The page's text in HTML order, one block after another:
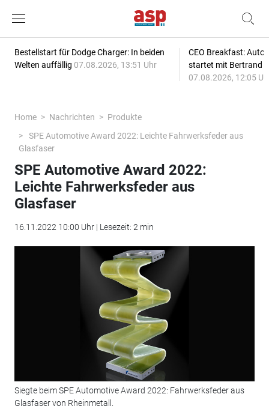
Bestellstart für Dodge Charger: In beiden
Welten auffällig 07.08.2026, 13:51 Uhr
CEO Breakfast:
startet mit Bertrand
07.08.2026, 12:05
Home Nachrichten
Produkte
SPE Automotive Award 2022: Leichte Fahrwerksfeder aus
Glasfaser
SPE Automotive Award 2022:
Leichte Fahrwerksfeder aus
Glasfaser
16.11.2022 10:00 Uhr | Lesezeit: 2 min
Siegte beim SPE Automotive Award 2022: Fahrwerksfeder aus
Glasfaser von Rheinmetall.